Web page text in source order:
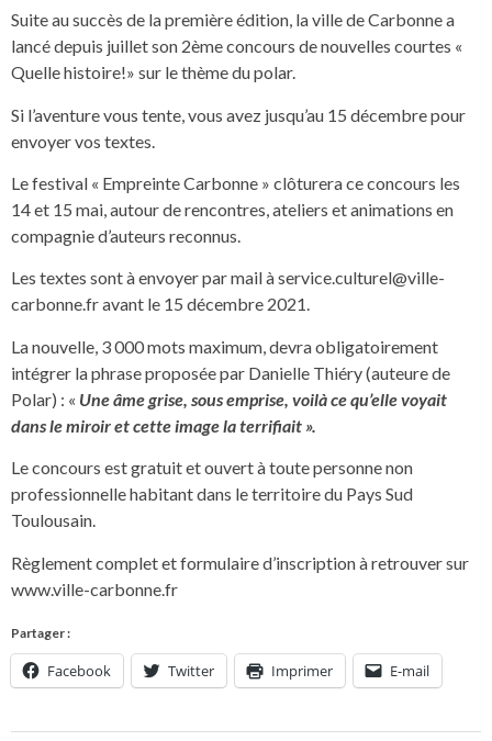
Suite au succès de la première édition, la ville de Carbonne a
lancé depuis juillet son 2ème concours de nouvelles courtes «
Quelle histoire!» sur le thème du polar.
Si l’aventure vous tente, vous avez jusqu’au 15 décembre pour
envoyer vos textes.
Le festival « Empreinte Carbonne » clôturera ce concours les
14 et 15 mai, autour de rencontres, ateliers et animations en
compagnie d’auteurs reconnus.
Les textes sont à envoyer par mail àservice.culturel@ville-
carbonne.fravant le 15 décembre 2021.
La nouvelle, 3 000 mots maximum, devra obligatoirement
intégrer la phrase proposée par Danielle Thiéry (auteure de
Polar) : « Une âme grise, sous emprise, voilà ce qu’elle voyait
dans le miroir et cette image la terrifiait ».
Le concours est gratuit et ouvert à toute personne non
professionnelle habitant dans le territoire du Pays Sud
Toulousain.
Règlement complet et formulaire d’inscription à retrouver sur
www.ville-carbonne.fr
Partager :
Facebook Twitter Imprimer E-mail